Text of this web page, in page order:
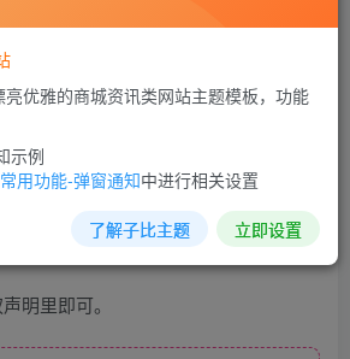
明里即可。
优雅的商城资讯类网站主题模板，功能
示例
用功能-弹窗通知中进行相关设置
了解子比主题 立即设置